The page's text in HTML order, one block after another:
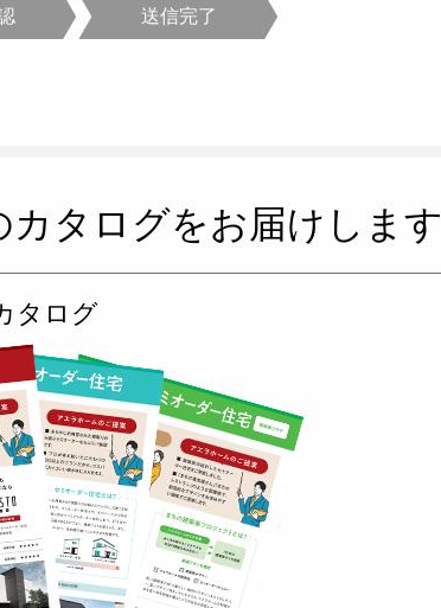
送信完了
タログをお届けします
タログ